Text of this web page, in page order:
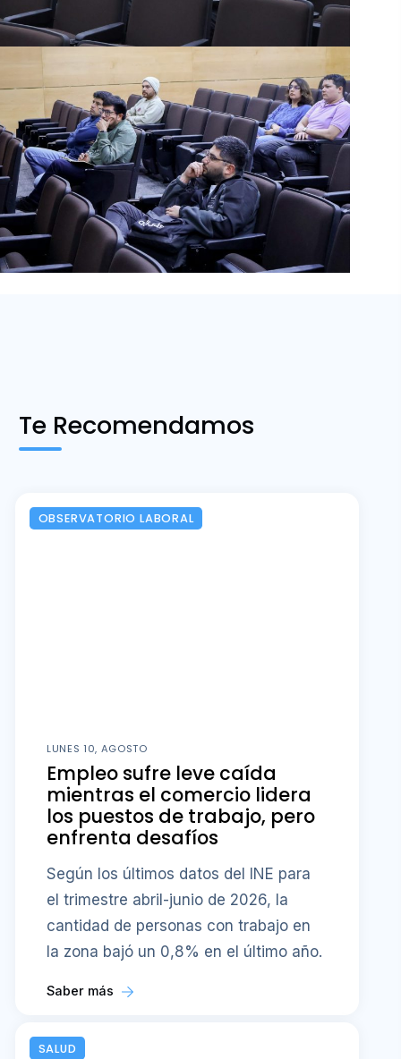
Te Recomendamos
OBSERVATORIO LABORAL
LUNES 10, AGOSTO
Empleo sufre leve caída
mientras el comercio lidera
los puestos de trabajo, pero
enfrenta desafíos
Según los últimos datos del INE para
el trimestre abril-junio de 2026, la
cantidad de personas con trabajo en
la zona bajó un 0,8% en el último año.
Saber más
SALUD